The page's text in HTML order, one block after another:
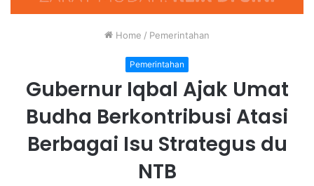
Home / Pemerintahan
Pemerintahan
Gubernur Iqbal Ajak Umat
Budha Berkontribusi Atasi
Berbagai Isu Strategus du
NTB